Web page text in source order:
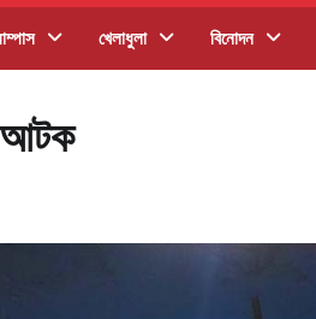
খেলাধুলা বিনোদন
আটক